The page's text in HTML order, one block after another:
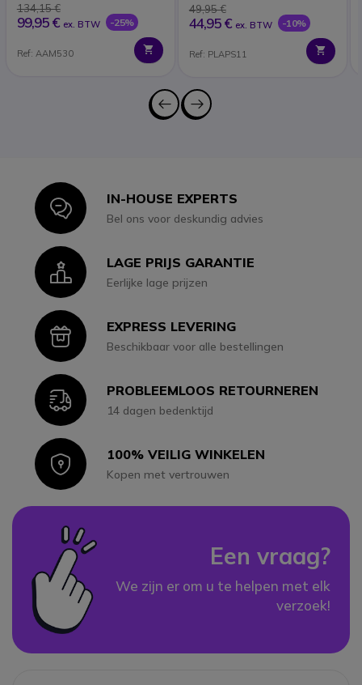
134,15 €
99,95 € ex. BTW -25%
Ref: AAM530
49,95 €
44,95 € ex. BTW -10%
Ref: PLAPS11
IconIN-HOUSE EXPERTS
Bel ons voor deskundig advies
IconLAGE PRIJS GARANTIE
Eerlijke lage prijzen
IconEXPRESS LEVERING
Beschikbaar voor alle bestellingen
IconPROBLEEMLOOS RETOURNEREN
14 dagen bedenktijd
Icon100% VEILIG WINKELEN
Kopen met vertrouwen
Een vraag?
We zijn er om u te helpen met elk
verzoek!